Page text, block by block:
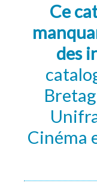
Ce
des
Cinéma